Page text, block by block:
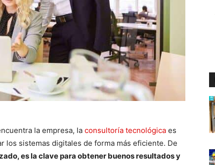
la empresa, la consultoría tecnológica es
los sistemas digitales de forma más eficiente. De
es la clave para obtener buenos resultados y